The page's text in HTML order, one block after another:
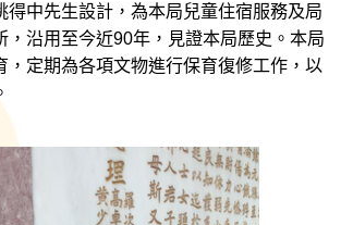
得中先生設計，為本局兒童住宿服務及局
，沿用至今近90年，見證本局歷史。本局
，定期為各項文物進行保育復修工作，以